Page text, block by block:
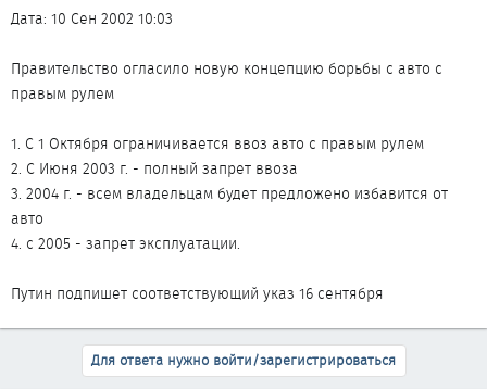
Дата: 10 Сен 2002 10:03
Правительство огласило новую концепцию борьбы с авто с
правым рулем
1. C 1 Октября ограничивается ввоз авто с правым рулем
2. С Июня 2003 г. - полный запрет ввоза
3. 2004 г. - всем владельцам будет предложено избавится от
авто
4. с 2005 - запрет эксплуатации.
Путин подпишет соответствующий указ 16 сентября
Для ответа нужно войти/зарегистрироваться